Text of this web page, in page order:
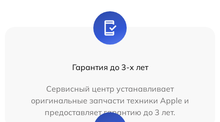
Гарантия до 3-х лет
Сервисный центр устанавливает
оригинальные запчасти техники Apple и
предоставляет гарантию до 3 лет.